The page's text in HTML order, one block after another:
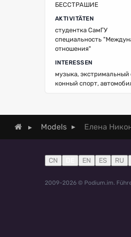
БЕССТРАШИЕ
AKTIVITÄTEN
студентка СамГУ
специальность
отношения"
INTERESSEN
музыка, экстримальный
конный спорт,
Models Елена
CN EN ES RU
2009-2026 © Podium.im.